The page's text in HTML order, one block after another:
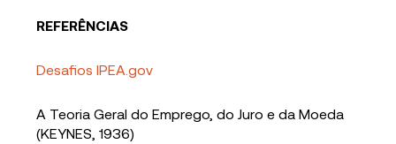
REFERÊNCIAS
Desafios IPEA.gov
A Teoria Geral do Emprego, do Juro e da Moeda
(KEYNES, 1936)